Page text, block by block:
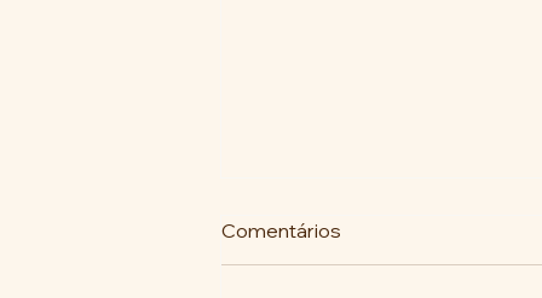
Comentários